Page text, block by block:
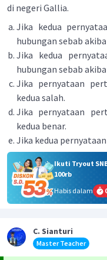
di negeri Gallia.
Jika kedua
hubungan sebab
Jika kedua
hubungan sebab
Jika pernyataan
kedua salah.
Jika pernyataan
kedua benar.
Jika kedua
Ikuti Tryout
100rb
Habis dalam
C. Sianturi
Master Teacher